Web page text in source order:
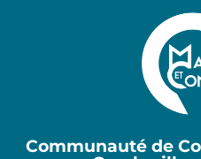
Communauté de